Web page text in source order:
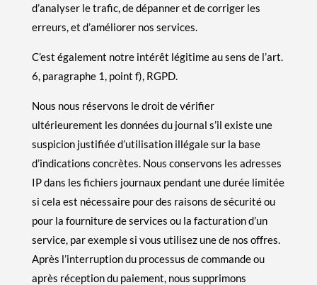
d’analyser le trafic, de dépanner et de corriger les
erreurs, et d’améliorer nos services.
C’est également notre intérêt légitime au sens de l’art.
6, paragraphe 1, point f), RGPD.
Nous nous réservons le droit de vérifier
ultérieurement les données du journal s’il existe une
suspicion justifiée d’utilisation illégale sur la base
d’indications concrètes. Nous conservons les adresses
IP dans les fichiers journaux pendant une durée limitée
si cela est nécessaire pour des raisons de sécurité ou
pour la fourniture de services ou la facturation d’un
service, par exemple si vous utilisez une de nos offres.
Après l’interruption du processus de commande ou
après réception du paiement, nous supprimons